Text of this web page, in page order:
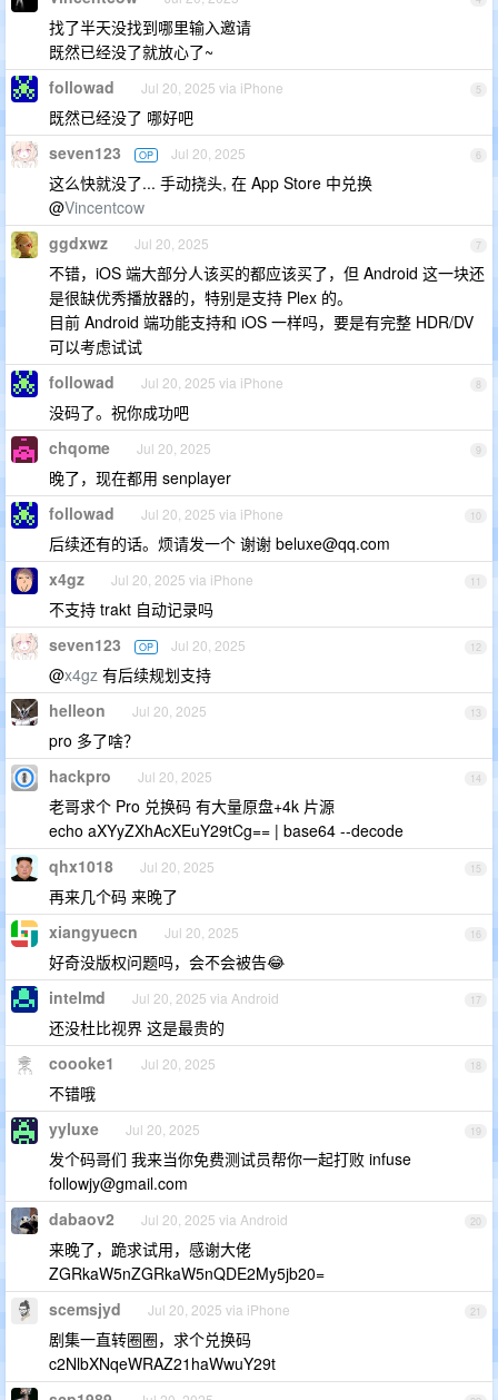
找了半天没找到哪里输入邀请
既然已经没了就放心了~
5
followad Jul 20, 2025 via iPhone
既然已经没了 哪好吧
6
seven123 OP Jul 20, 2025
这么快就没了... 手动挠头, 在 App Store 中兑换
@Vincentcow
7
ggdxwz Jul 20, 2025
不错，iOS 端大部分人该买的都应该买了，但 Android 这一块还
是很缺优秀播放器的，特别是支持 Plex 的。
目前 Android 端功能支持和 iOS 一样吗，要是有完整 HDR/DV
可以考虑试试
8
followad Jul 20, 2025 via iPhone
没码了。祝你成功吧
9
chqome Jul 20, 2025
晚了，现在都用 senplayer
10
followad Jul 20, 2025 via iPhone
后续还有的话。烦请发一个 谢谢 beluxe@qq.com
11
x4gz Jul 20, 2025 via iPhone
不支持 trakt 自动记录吗
12
seven123 OP Jul 20, 2025
@x4gz 有后续规划支持
13
helleon Jul 20, 2025
pro 多了啥？
14
hackpro Jul 20, 2025
老哥求个 Pro 兑换码 有大量原盘+4k 片源
echo aXYyZXhAcXEuY29tCg== | base64 --decode
15
qhx1018 Jul 20, 2025
再来几个码 来晚了
16
xiangyuecn Jul 20, 2025
好奇没版权问题吗，会不会被告😂
17
intelmd Jul 20, 2025 via Android
还没杜比视界 这是最贵的
18
coooke1 Jul 20, 2025
不错哦
19
yyluxe Jul 20, 2025
发个码哥们 我来当你免费测试员帮你一起打败 infuse
followjy@gmail.com
20
dabaov2 Jul 20, 2025 via Android
来晚了，跪求试用，感谢大佬
ZGRkaW5nZGRkaW5nQDE2My5jb20=
21
scemsjyd Jul 20, 2025 via iPhone
剧集一直转圈圈，求个兑换码
c2NlbXNqeWRAZ21haWwuY29t